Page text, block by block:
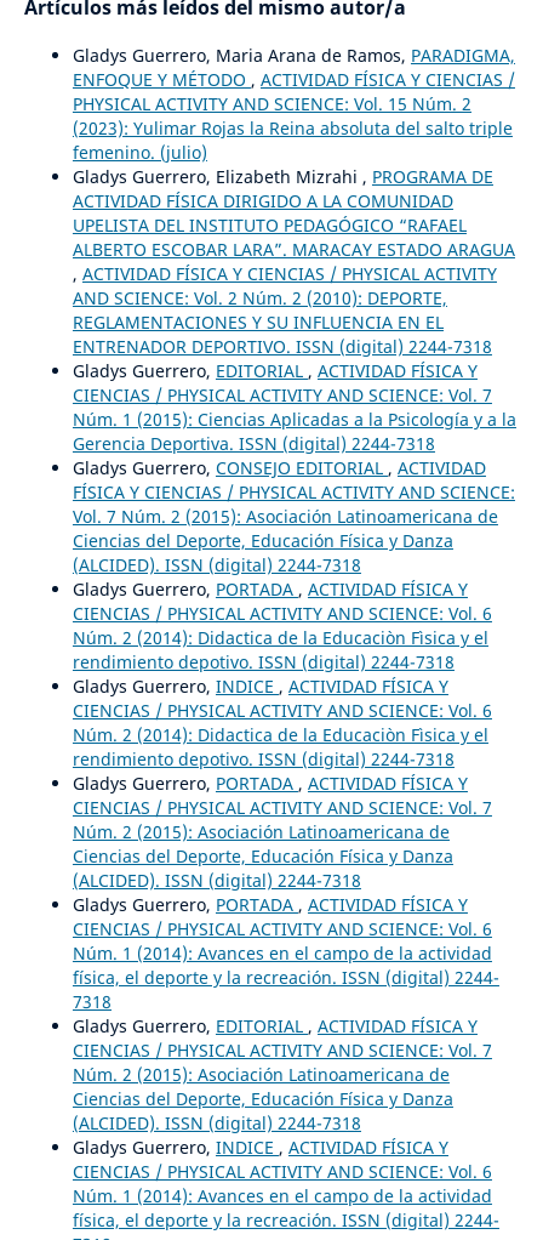
Artículos más leídos del mismo autor/a
Gladys Guerrero, Maria Arana de Ramos, PARADIGMA,
ENFOQUE Y MÉTODO , ACTIVIDAD FÍSICA Y CIENCIAS /
PHYSICAL ACTIVITY AND SCIENCE: Vol. 15 Núm. 2
(2023): Yulimar Rojas la Reina absoluta del salto triple
femenino. (julio)
Gladys Guerrero, Elizabeth Mizrahi , PROGRAMA DE
ACTIVIDAD FÍSICA DIRIGIDO A LA COMUNIDAD
UPELISTA DEL INSTITUTO PEDAGÓGICO “RAFAEL
ALBERTO ESCOBAR LARA”. MARACAY ESTADO ARAGUA
, ACTIVIDAD FÍSICA Y CIENCIAS / PHYSICAL ACTIVITY
AND SCIENCE: Vol. 2 Núm. 2 (2010): DEPORTE,
REGLAMENTACIONES Y SU INFLUENCIA EN EL
ENTRENADOR DEPORTIVO. ISSN (digital) 2244-7318
Gladys Guerrero, EDITORIAL , ACTIVIDAD FÍSICA Y
CIENCIAS / PHYSICAL ACTIVITY AND SCIENCE: Vol. 7
Núm. 1 (2015): Ciencias Aplicadas a la Psicología y a la
Gerencia Deportiva. ISSN (digital) 2244-7318
Gladys Guerrero, CONSEJO EDITORIAL , ACTIVIDAD
FÍSICA Y CIENCIAS / PHYSICAL ACTIVITY AND SCIENCE:
Vol. 7 Núm. 2 (2015): Asociación Latinoamericana de
Ciencias del Deporte, Educación Física y Danza
(ALCIDED). ISSN (digital) 2244-7318
Gladys Guerrero, PORTADA , ACTIVIDAD FÍSICA Y
CIENCIAS / PHYSICAL ACTIVITY AND SCIENCE: Vol. 6
Núm. 2 (2014): Didactica de la Educaciòn Fìsica y el
rendimiento depotivo. ISSN (digital) 2244-7318
Gladys Guerrero, INDICE , ACTIVIDAD FÍSICA Y
CIENCIAS / PHYSICAL ACTIVITY AND SCIENCE: Vol. 6
Núm. 2 (2014): Didactica de la Educaciòn Fìsica y el
rendimiento depotivo. ISSN (digital) 2244-7318
Gladys Guerrero, PORTADA , ACTIVIDAD FÍSICA Y
CIENCIAS / PHYSICAL ACTIVITY AND SCIENCE: Vol. 7
Núm. 2 (2015): Asociación Latinoamericana de
Ciencias del Deporte, Educación Física y Danza
(ALCIDED). ISSN (digital) 2244-7318
Gladys Guerrero, PORTADA , ACTIVIDAD FÍSICA Y
CIENCIAS / PHYSICAL ACTIVITY AND SCIENCE: Vol. 6
Núm. 1 (2014): Avances en el campo de la actividad
física, el deporte y la recreación. ISSN (digital) 2244-
7318
Gladys Guerrero, EDITORIAL , ACTIVIDAD FÍSICA Y
CIENCIAS / PHYSICAL ACTIVITY AND SCIENCE: Vol. 7
Núm. 2 (2015): Asociación Latinoamericana de
Ciencias del Deporte, Educación Física y Danza
(ALCIDED). ISSN (digital) 2244-7318
Gladys Guerrero, INDICE , ACTIVIDAD FÍSICA Y
CIENCIAS / PHYSICAL ACTIVITY AND SCIENCE: Vol. 6
Núm. 1 (2014): Avances en el campo de la actividad
física, el deporte y la recreación. ISSN (digital) 2244-